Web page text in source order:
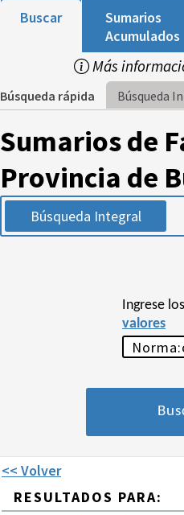
Buscar
Sumarios
Acumulados
Más
Búsqueda rápida Búsqueda
Sumarios de
Provincia de
Búsqueda Integral
Ingrese
valores
<< Volver
RESULTADOS PARA: